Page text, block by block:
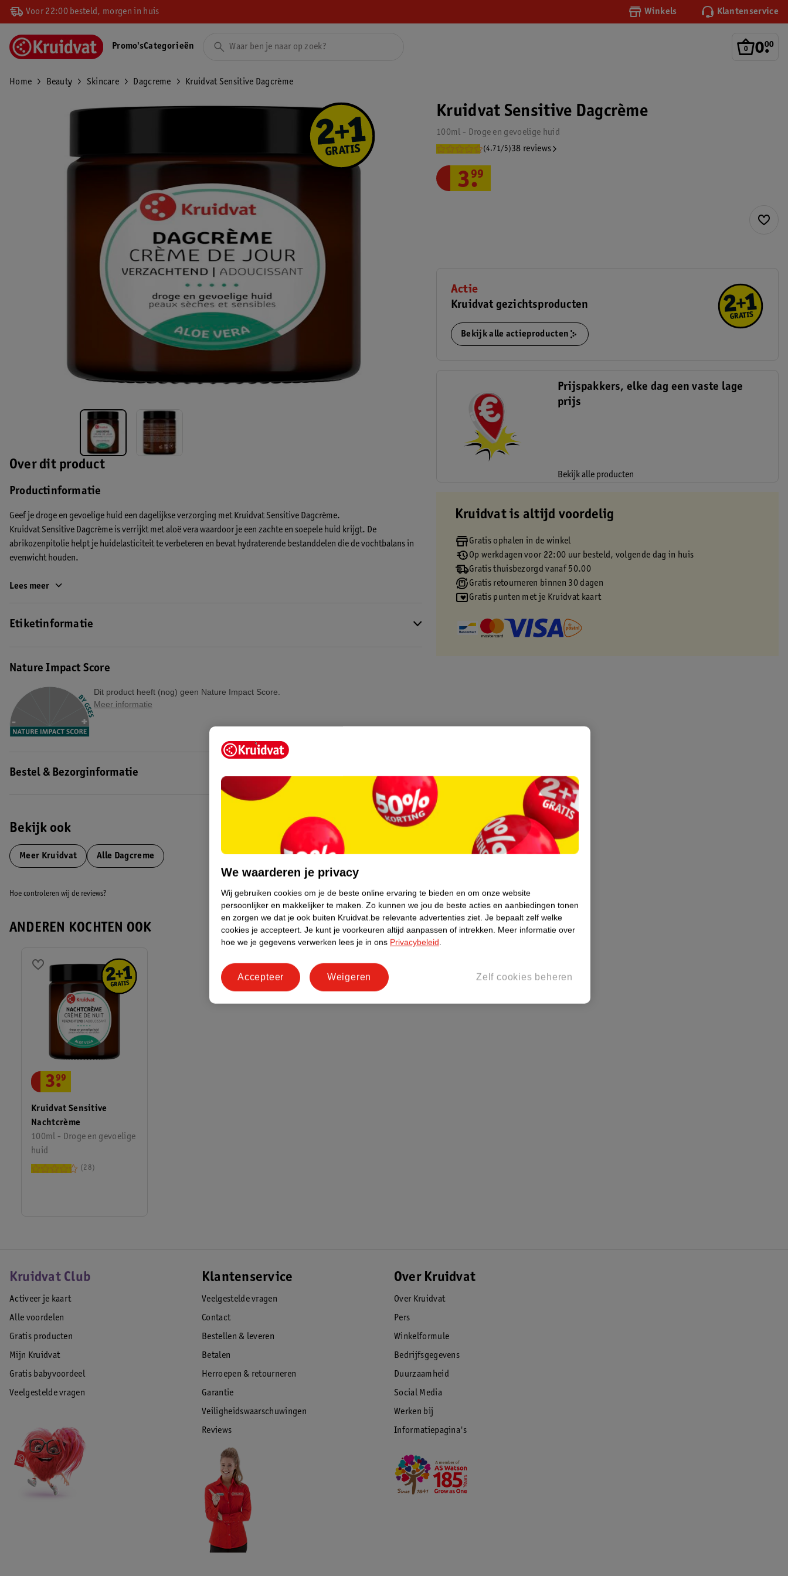
Voor 22:00 besteld, morgen in huis Winkels Klantenservice
0.
00
Promo'sCategorieën
Home Beauty Skincare Dagcreme Kruidvat Sensitive Dagcrème
Over dit product
Productinformatie
Geef je droge en gevoelige huid een dagelijkse verzorging met Kruidvat Sensitive Dagcrème.
Kruidvat Sensitive Dagcrème is verrijkt met aloë vera waardoor je een zachte en soepele huid krijgt. De
abrikozenpitolie helpt je huidelasticiteit te verbeteren en bevat hydraterende bestanddelen die de vochtbalans in
evenwicht houden.
Kruidvat Sensitive Dagcrème is dermatologisch goedgekeurd.
Lees meer
Etiketinformatie
Nature Impact Score
Dit product heeft (nog) geen Nature Impact Score.
Meer informatie
Bestel & Bezorginformatie
Bekijk ook
Meer Kruidvat Alle Dagcreme
Kruidvat Sensitive Dagcrème
100ml - Droge en gevoelige huid
(4.71/5)38 reviews
3.
99
Actie
Kruidvat gezichtsproducten
Bekijk alle actieproducten
Prijspakkers, elke dag een vaste lage
prijs
Bekijk alle producten
Kruidvat is altijd voordelig
Gratis ophalen in de winkel
Op werkdagen voor 22:00 uur besteld, volgende dag in huis
Gratis thuisbezorgd vanaf 50.00
Gratis retourneren binnen 30 dagen
Gratis punten met je Kruidvat kaart
Hoe controleren wij de reviews?
ANDEREN KOCHTEN OOK
Kruidvat Sensitive
Nachtcrème
100ml - Droge en gevoelige
huid
3.
99
28
Kruidvat Club
Activeer je kaart
Alle voordelen
Gratis producten
Mijn Kruidvat
Gratis babyvoordeel
Veelgestelde vragen
Klantenservice
Veelgestelde vragen
Contact
Bestellen & leveren
Betalen
Herroepen & retourneren
Garantie
Veiligheidswaarschuwingen
Reviews
Over Kruidvat
Over Kruidvat
Pers
Winkelformule
Bedrijfsgegevens
Duurzaamheid
Social Media
Werken bij
Informatiepagina's
We waarderen je privacy
Wij gebruiken cookies om je de beste online ervaring te bieden en om onze website
persoonlijker en makkelijker te maken. Zo kunnen we jou de beste acties en aanbiedingen tonen
en zorgen we dat je ook buiten Kruidvat.be relevante advertenties ziet. Je bepaalt zelf welke
cookies je accepteert. Je kunt je voorkeuren altijd aanpassen of intrekken. Meer informatie over
hoe we je gegevens verwerken lees je in ons Privacybeleid.
Zelf cookies beheren
Weigeren
Accepteer